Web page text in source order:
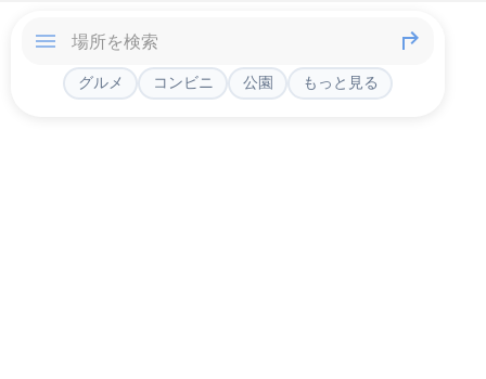
グルメ コンビニ 公園 もっと見る